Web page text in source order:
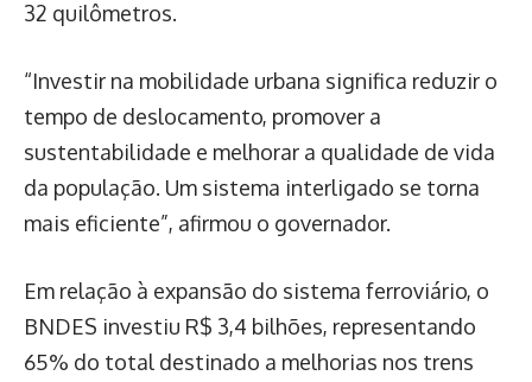
32 quilômetros.
“Investir na mobilidade urbana significa reduzir o
tempo de deslocamento, promover a
sustentabilidade e melhorar a qualidade de vida
da população. Um sistema interligado se torna
mais eficiente”, afirmou o governador.
Em relação à expansão do sistema ferroviário, o
BNDES investiu R$ 3,4 bilhões, representando
65% do total destinado a melhorias nos trens